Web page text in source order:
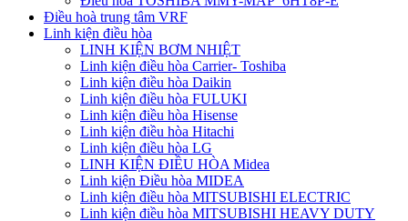
Điều hoà trung tâm VRF
Linh kiện điều hòa
LINH KIỆN BƠM NHIỆT
Linh kiện điều hòa Carrier- Toshiba
Linh kiện điều hòa Daikin
Linh kiện điều hòa FULUKI
Linh kiện điều hòa Hisense
Linh kiện điều hòa Hitachi
Linh kiện điều hòa LG
LINH KIỆN ĐIỀU HÒA Midea
Linh kiện Điều hòa MIDEA
Linh kiện điều hòa MITSUBISHI ELECTRIC
Linh kiện điều hòa MITSUBISHI HEAVY DUTY